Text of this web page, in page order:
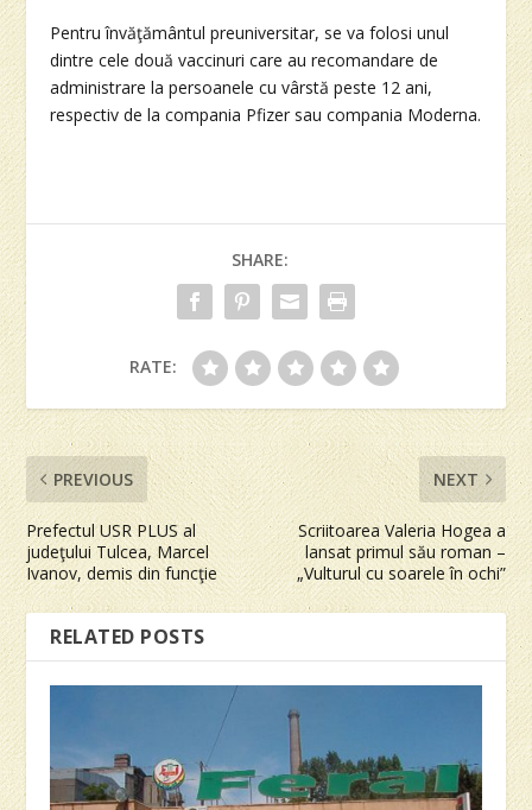
Pentru învăţământul preuniversitar, se va folosi unul
dintre cele două vaccinuri care au recomandare de
administrare la persoanele cu vârstă peste 12 ani,
respectiv de la compania Pfizer sau compania Moderna.
SHARE:
RATE:
PREVIOUS
Prefectul USR PLUS al
judeţului Tulcea, Marcel
Ivanov, demis din funcţie
NEXT
Scriitoarea Valeria Hogea a
lansat primul său roman –
„Vulturul cu soarele în ochi”
RELATED POSTS